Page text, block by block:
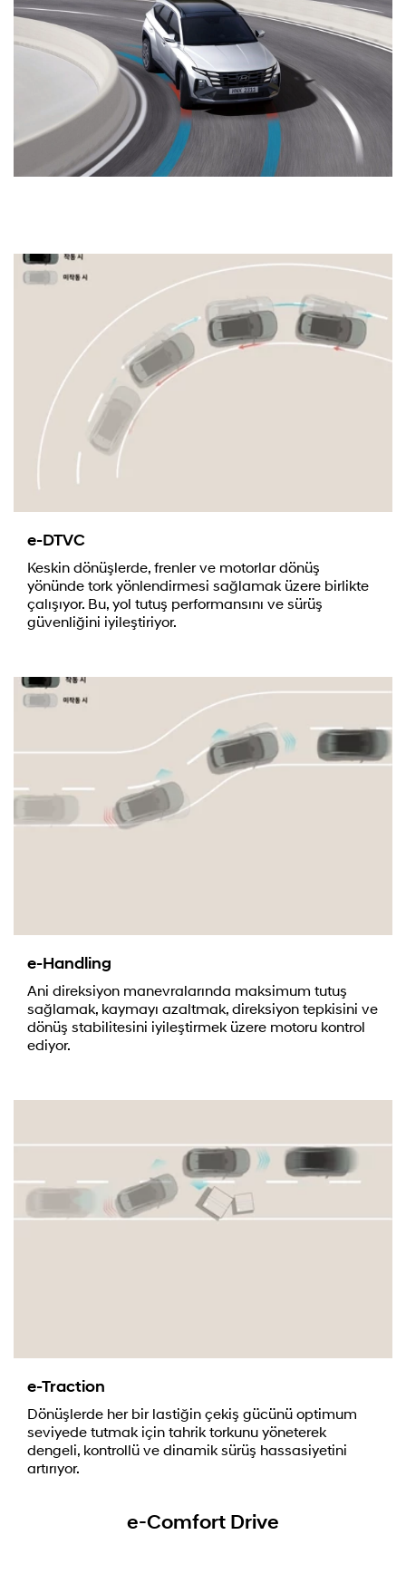
e-DTVC
Keskin dönüşlerde, frenler ve motorlar dönüş
yönünde tork yönlendirmesi sağlamak üzere birlikte
çalışıyor. Bu, yol tutuş performansını ve sürüş
güvenliğini iyileştiriyor.
e-Handling
Ani direksiyon manevralarında maksimum tutuş
sağlamak, kaymayı azaltmak, direksiyon tepkisini ve
dönüş stabilitesini iyileştirmek üzere motoru kontrol
ediyor.
e-Traction
Dönüşlerde her bir lastiğin çekiş gücünü optimum
seviyede tutmak için tahrik torkunu yöneterek
dengeli, kontrollü ve dinamik sürüş hassasiyetini
artırıyor.
e-Comfort Drive